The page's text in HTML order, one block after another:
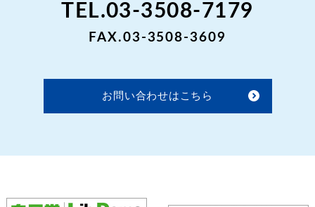
TEL.03-3508-7179
FAX.03-3508-3609
お問い合わせはこちら